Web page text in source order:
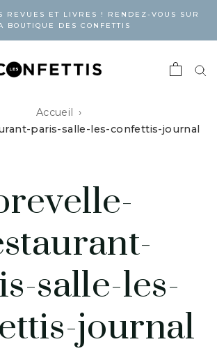
REVUES ET LIVRES ! RENDEZ-VOUS SUR
BOUTIQUE DES CONFETTIS
Accueil
paris-salle-les-confettis-journal
salle-les-
journal